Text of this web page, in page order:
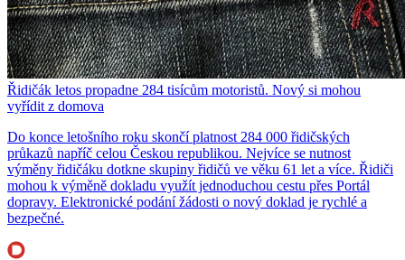
Řidičák letos propadne 284 tisícům motoristů. Nový si mohou
vyřídit z domova
Do konce letošního roku skončí platnost 284 000 řidičských
průkazů napříč celou Českou republikou. Nejvíce se nutnost
výměny řidičáku dotkne skupiny řidičů ve věku 61 let a více. Řidiči
mohou k výměně dokladu využít jednoduchou cestu přes Portál
dopravy. Elektronické podání žádosti o nový doklad je rychlé a
bezpečné.